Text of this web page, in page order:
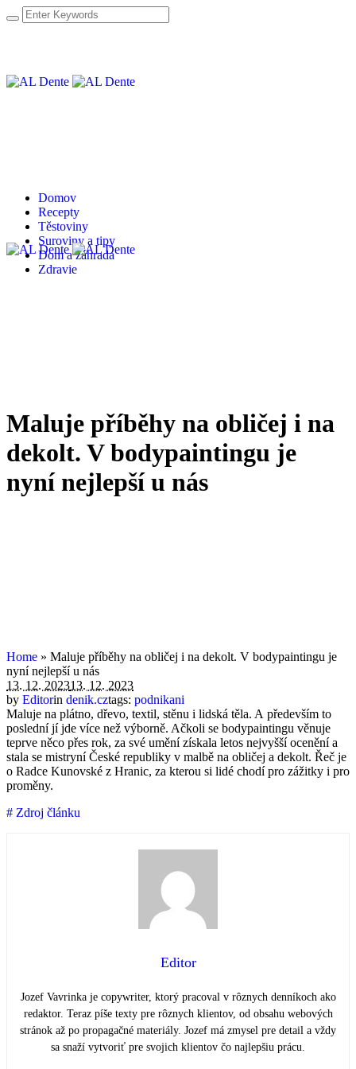
Domov
Recepty
Těstoviny
Suroviny a tipy
Dom a záhrada
Zdravie
Maluje příběhy na obličej i na
dekolt. V bodypaintingu je
nyní nejlepší u nás
Home » Maluje příběhy na obličej i na dekolt. V bodypaintingu je
nyní nejlepší u nás
13. 12. 202313. 12. 2023
by Editorin denik.cztags: podnikani
Maluje na plátno, dřevo, textil, stěnu i lidská těla. A především to
poslední jí jde více než výborně. Ačkoli se bodypaintingu věnuje
teprve něco přes rok, za své umění získala letos nejvyšší ocenění a
stala se mistryní České republiky v malbě na obličej a dekolt. Řeč je
o Radce Kunovské z Hranic, za kterou si lidé chodí pro zážitky i pro
proměny.
# Zdroj článku
Editor
Jozef Vavrinka je copywriter, ktorý pracoval v rôznych denníkoch ako
redaktor. Teraz píše texty pre rôznych klientov, od obsahu webových
stránok až po propagačné materiály. Jozef má zmysel pre detail a vždy
sa snaží vytvoriť pre svojich klientov čo najlepšiu prácu.